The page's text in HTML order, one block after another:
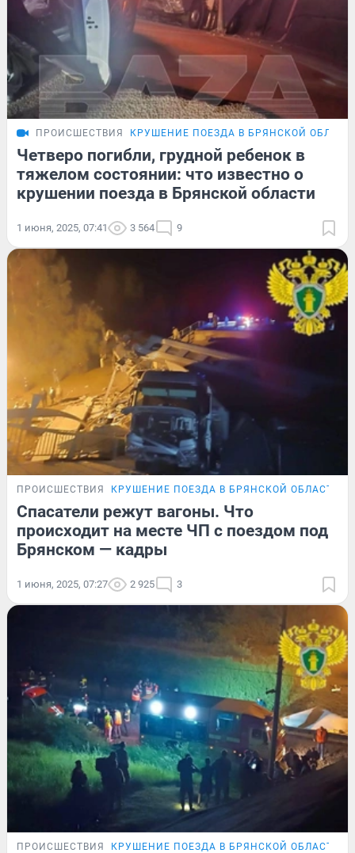
ПРОИСШЕСТВИЯ КРУШЕНИЕ ПОЕЗДА В БРЯНСКОЙ
Четверо погибли, грудной ребенок в
тяжелом состоянии: что известно о
крушении поезда в Брянской области
1 июня, 2025, 07:41 3 564 9
ПРОИСШЕСТВИЯ КРУШЕНИЕ ПОЕЗДА В БРЯНСКОЙ ОБЛАСТИ
Спасатели режут вагоны. Что
происходит на месте ЧП с поездом под
Брянском — кадры
1 июня, 2025, 07:27 2 925 3
ПРОИСШЕСТВИЯ КРУШЕНИЕ ПОЕЗДА В БРЯНСКОЙ ОБЛАСТИ